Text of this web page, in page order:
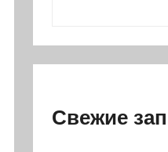
Свежие